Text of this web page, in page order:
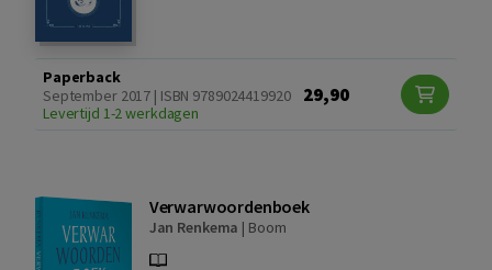
Paperback
September 2017 | ISBN 9789024419920
Levertijd 1-2 werkdagen
29,90
Verwarwoordenboek
Jan Renkema | Boom